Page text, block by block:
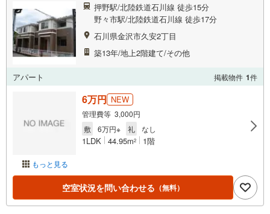
押野駅/北陸鉄道石川線 徒歩15分
野々市駅/北陸鉄道石川線 徒歩17分
石川県金沢市久安2丁目
築13年/地上2階建て/その他
アパート 掲載物件 1件
もっと見る
6万円 NEW
管理費等 3,000円
敷
6万円※ 礼 なし
1LDK 44.95m2 1階
空室状況を問い合わせる （無料）